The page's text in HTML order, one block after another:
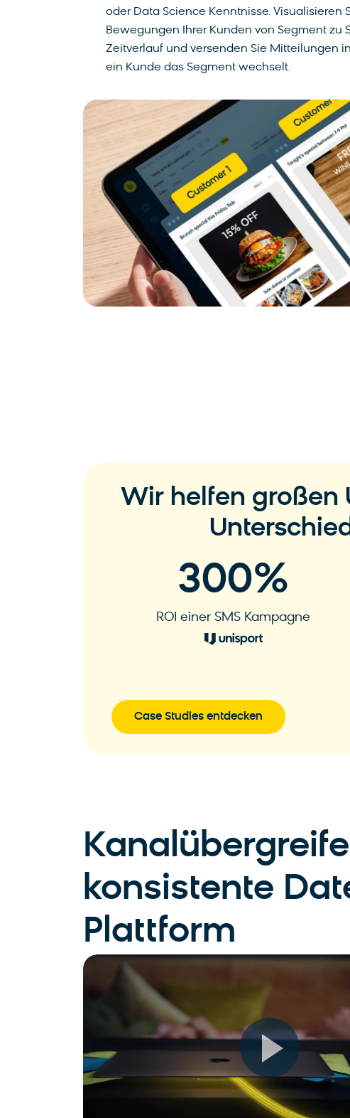
oder Data Science Kenntnisse. Visualisieren
Bewegungen Ihrer Kunden von Segment zu
Zeitverlauf und versenden Sie Mitteilungen
ein Kunde das Segment wechselt.
Wir helfen großen
ROI einer SMS Kampagne
300%
Case Studies entdecken
konsistente
Plattform